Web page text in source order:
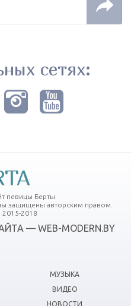
сетях:
певицы Берты.
защищены авторским правом.
2018
— WEB-MODERN.BY
МУЗЫКА
ВИДЕО
НОВОСТИ